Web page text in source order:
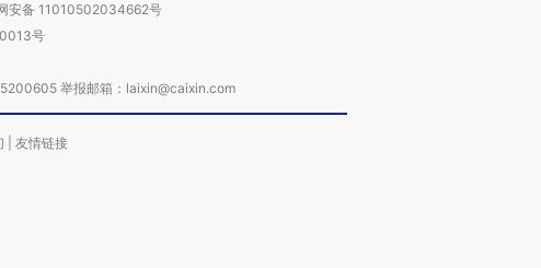
安备 11010502034662号
号
举报邮箱：laixin@caixin.com
友情链接